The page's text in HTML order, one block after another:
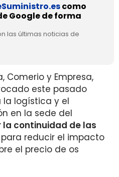
como
Google de forma
las últimas noticias de
Comerio y Empresa,
este pasado
la logística y el
en la sede del
la continuidad de las
reducir el impacto
el precio de os